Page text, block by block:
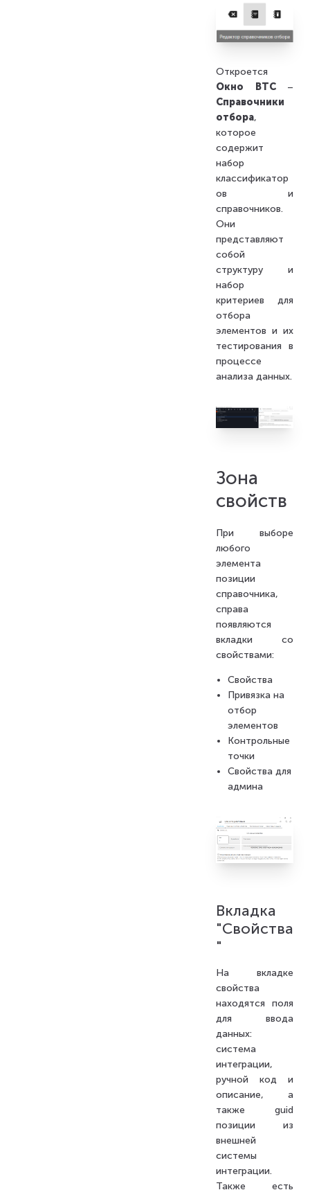
Откроется
Окно BTС–
Справочники
отбора,
которое
содержит
набор
классификатор
ов и
справочников.
Они
представляют
собой
структуру и
набор
критериев для
отбора
элементов и их
тестирования в
процессе
анализа данных.
Зона
свойств
При выборе
любого
элемента
позиции
справочника,
справа
появляются
вкладки со
свойствами:
Свойства
Привязка на
отбор
элементов
Контрольные
точки
Свойства для
админа
Вкладка
"Свойства
"
На вкладке
свойства
находятся поля
для ввода
данных:
система
интеграции,
ручной код и
описание, а
также guid
позиции из
внешней
системы
интеграции.
Также есть